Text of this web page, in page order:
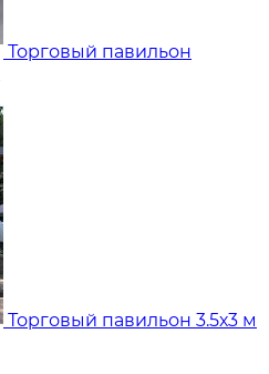
Торговый павильон
Торговый павильон 3.5х3 м